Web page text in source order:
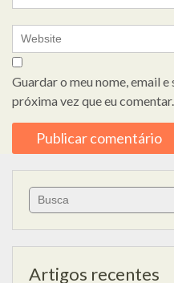
Guardar o meu nome, email
próxima vez que eu comentar.
Search
for:
Artigos recentes